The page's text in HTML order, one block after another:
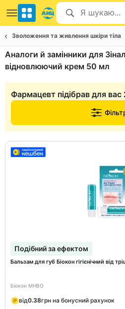
Зволоження та живлення шкіри тіла
Аналоги й замінники для
відновлюючий крем 50 мл
Фармацевт підібрав для вас
Подібний за ефектом
Бальзам для губ Біокон гігієнічний від
Біокон МНВО
від0.38грн на бонусний рахунок